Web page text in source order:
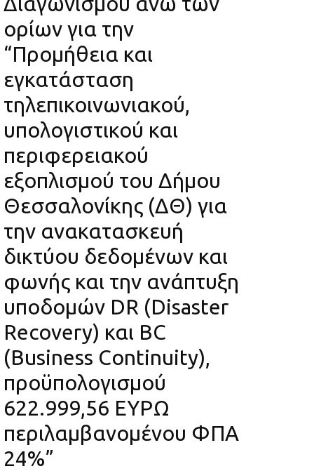
ορίων για την
“Προμήθεια και
εγκατάσταση
τηλεπικοινωνιακού,
υπολογιστικού και
περιφερειακού
εξοπλισμού του Δήμου
Θεσσαλονίκης (ΔΘ) για
την ανακατασκευή
δικτύου δεδομένων και
φωνής και την ανάπτυξη
υποδομών DR (Disaster
Recovery) και BC
(Business Continuity),
προϋπολογισμού
622.999,56 ΕΥΡΩ
περιλαμβανομένου ΦΠΑ
24%”